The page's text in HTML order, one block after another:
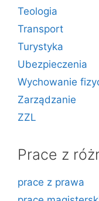
Teologia
Transport
Turystyka
Ubezpieczenia
Wychowanie
Zarządzanie
ZZL
Prace z
prace z prawa